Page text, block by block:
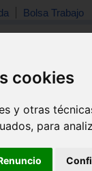
cookies
y otras
para
Bolsa Trabajo